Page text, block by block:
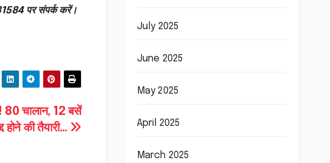
पर संपर्क करें।
80 चालान, 12 बसें
की तैयारी…
July 2025
June 2025
May 2025
April 2025
March 2025